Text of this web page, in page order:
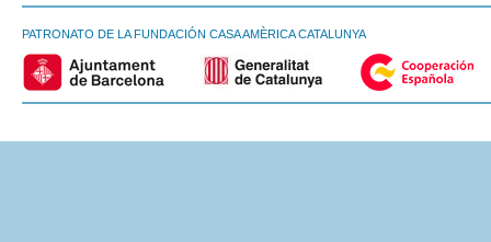
PATRONATO DE LA FUNDACIÓN CASA AMÈRICA CATALUNYA